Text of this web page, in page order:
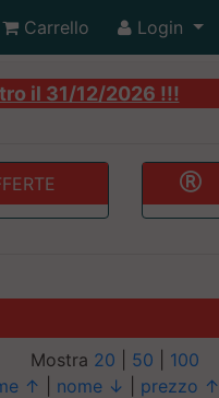
Carrello Login
il 31/12/2026 !!!
Mostra 20 50
100
↑ nome ↓ prezzo ↑